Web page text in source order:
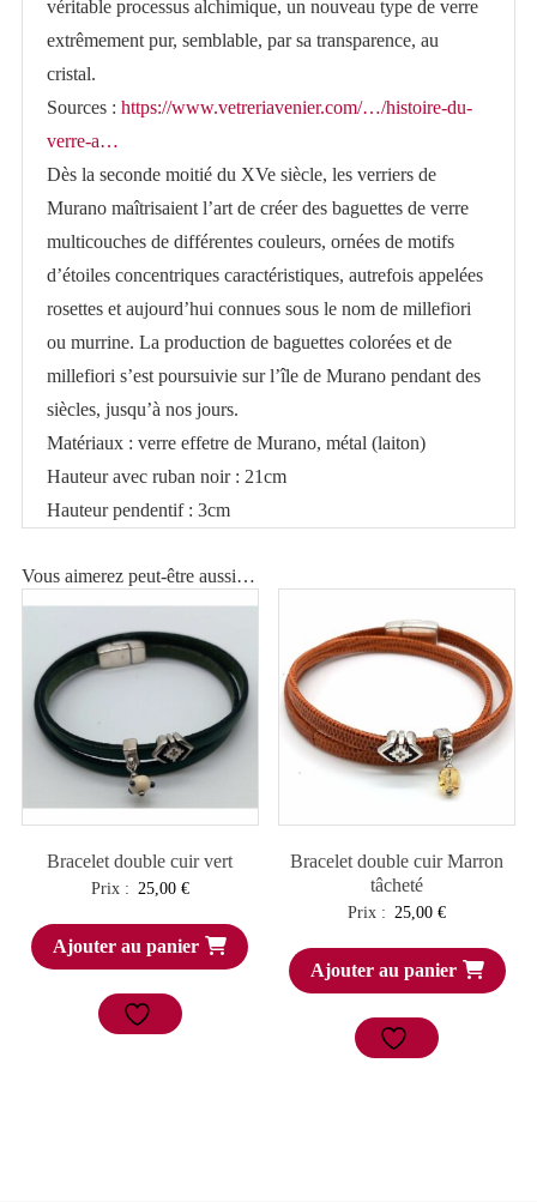
véritable processus alchimique, un nouveau type de verre
extrêmement pur, semblable, par sa transparence, au
cristal.
Sources : https://www.vetreriavenier.com/…/histoire-du-
verre-a…
Dès la seconde moitié du XVe siècle, les verriers de
Murano maîtrisaient l’art de créer des baguettes de verre
multicouches de différentes couleurs, ornées de motifs
d’étoiles concentriques caractéristiques, autrefois appelées
rosettes et aujourd’hui connues sous le nom de millefiori
ou murrine. La production de baguettes colorées et de
millefiori s’est poursuivie sur l’île de Murano pendant des
siècles, jusqu’à nos jours.
Matériaux : verre effetre de Murano, métal (laiton)
Hauteur avec ruban noir : 21cm
Hauteur pendentif : 3cm
Vous aimerez peut-être aussi…
Bracelet double cuir vert
Prix : 25,00 €
Ajouter au panier
Bracelet double cuir Marron
tâcheté
Prix : 25,00€
Ajouter au panier